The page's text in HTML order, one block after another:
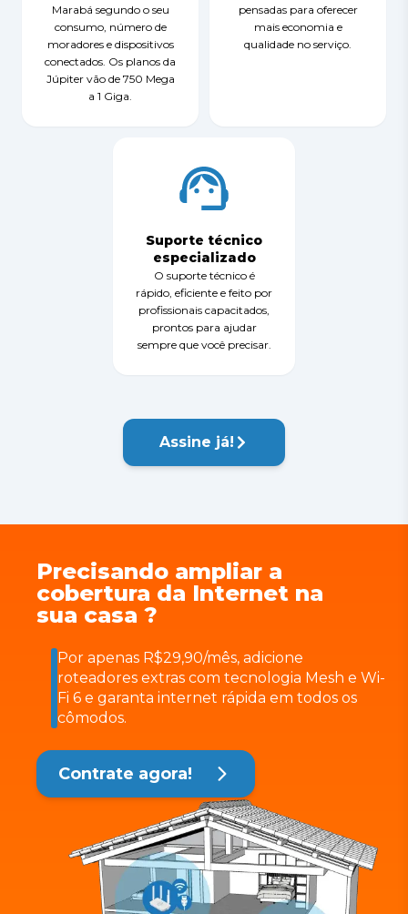
Marabá segundo o seu
consumo, número de
moradores e dispositivos
conectados. Os planos da
Júpiter vão de 750 Mega
a 1 Giga.
pensadas para oferecer
mais economia e
qualidade no serviço.
Suporte técnico
especializado
O suporte técnico é
rápido, eficiente e feito por
profissionais capacitados,
prontos para ajudar
sempre que você precisar.
Assine já!
Precisando ampliar a
cobertura da Internet na
sua casa ?
Por apenas R$29,90/mês, adicione
roteadores extras com tecnologia Mesh e Wi-
Fi 6 e garanta internet rápida em todos os
cômodos.
Contrate agora!